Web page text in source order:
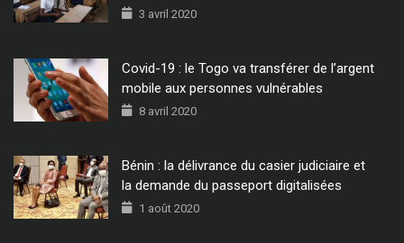
3 avril 2020
Covid-19 : le Togo va transférer de l’argent
mobile aux personnes vulnérables
8 avril 2020
Bénin : la délivrance du casier judiciaire et
la demande du passeport digitalisées
1 août 2020